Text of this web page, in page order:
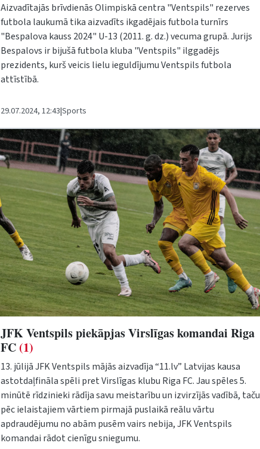
Aizvadītajās brīvdienās Olimpiskā centra "Ventspils" rezerves
futbola laukumā tika aizvadīts ikgadējais futbola turnīrs
"Bespalova kauss 2024" U-13 (2011. g. dz.) vecuma grupā. Jurijs
Bespalovs ir bijušā futbola kluba "Ventspils" ilggadējs
prezidents, kurš veicis lielu ieguldījumu Ventspils futbola
attīstībā.
29.07.2024, 12:43|Sports
JFK Ventspils piekāpjas Virslīgas komandai Riga
FC (1)
13. jūlijā JFK Ventspils mājās aizvadīja “11.lv” Latvijas kausa
astotdaļfināla spēli pret Virslīgas klubu Riga FC. Jau spēles 5.
minūtē rīdzinieki rādīja savu meistarību un izvirzījās vadībā, taču
pēc ielaistajiem vārtiem pirmajā puslaikā reālu vārtu
apdraudējumu no abām pusēm vairs nebija, JFK Ventspils
komandai rādot cienīgu sniegumu.